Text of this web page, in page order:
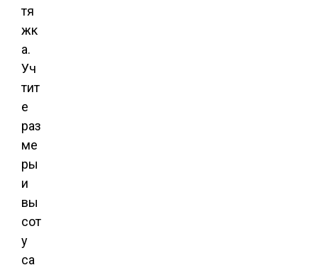
тя
жк
а.
Уч
тит
е
раз
ме
ры
и
вы
сот
у
са